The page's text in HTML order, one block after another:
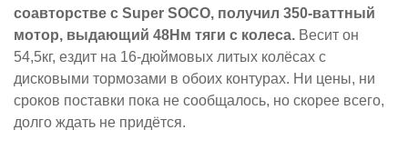
соавторстве с Super SOCO, получил 350-ваттный
мотор, выдающий 48Нм тяги с колеса. Весит он
54,5кг, ездит на 16-дюймовых литых колёсах с
дисковыми тормозами в обоих контурах. Ни цены, ни
сроков поставки пока не сообщалось, но скорее всего,
долго ждать не придётся.